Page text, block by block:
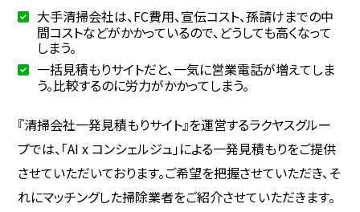
大手清掃会社は、FC費用、宣伝コスト、孫請けまでの中
間コストなどがかかっているので、どうしても高くなって
しまう。
一括見積もりサイトだと、一気に営業電話が増えてしま
う。比較するのに労力がかかってしまう。
『清掃会社一発見積もりサイト』を運営するラクヤスグルー
プでは、「AI x コンシェルジュ」による一発見積もりをご提供
させていただいております。ご希望を把握させていただき、そ
れにマッチングした掃除業者をご紹介させていただきます。